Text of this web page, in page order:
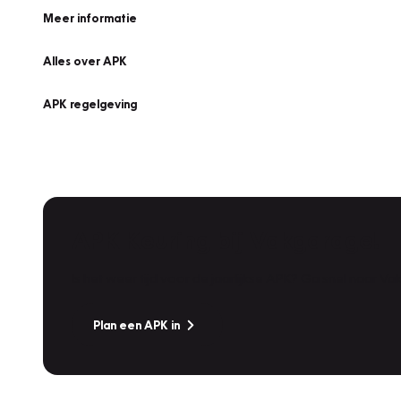
Meer informatie
Alles over APK
APK regelgeving
Plan een APK in